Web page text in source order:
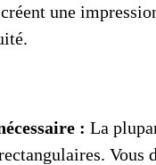
une
: La
Vous